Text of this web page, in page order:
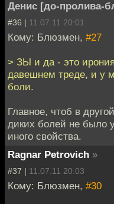
Денис [до-пролива-
#36 | 11.07.11 20:01
Кому: Блюзмен, #27
> ЗЫ и да - это
давешнем треде, и у
боли.
Главное, чтоб в
диких болей не было
иного свойства.
Ragnar Petrovich »
#37 | 11.07.11 20:03
Кому: Блюзмен, #30